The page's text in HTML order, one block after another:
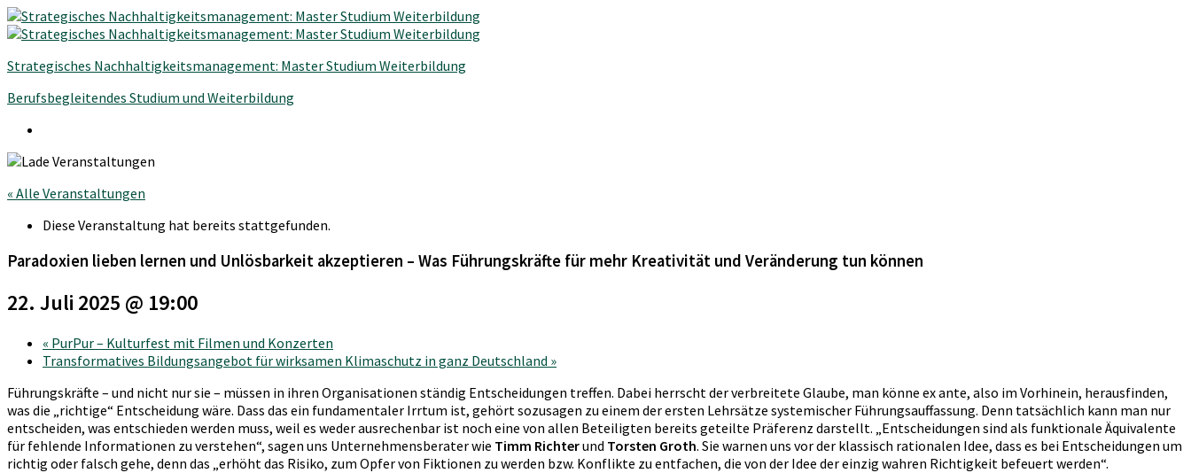
Strategisches Nachhaltigkeitsmanagement: Master Studium Weiterbildung
Berufsbegleitendes Studium und Weiterbildung
« Alle Veranstaltungen
Diese Veranstaltung hat bereits stattgefunden.
Paradoxien lieben lernen und Unlösbarkeit akzeptieren – Was Führungskräfte für mehr Kreativität und Veränderung tun können
22. Juli 2025 @ 19:00
« PurPur – Kulturfest mit Filmen und Konzerten
Transformatives Bildungsangebot für wirksamen Klimaschutz in ganz Deutschland »
Führungskräfte – und nicht nur sie – müssen in ihren Organisationen ständig Entscheidungen treffen. Dabei herrscht der verbreitete Glaube, man könne ex ante, also im Vorhinein, herausfinden,
was die „richtige“ Entscheidung wäre. Dass das ein fundamentaler Irrtum ist, gehört sozusagen zu einem der ersten Lehrsätze systemischer Führungsauffassung. Denn tatsächlich kann man nur
entscheiden, was entschieden werden muss, weil es weder ausrechenbar ist noch eine von allen Beteiligten bereits geteilte Präferenz darstellt. „Entscheidungen sind als funktionale Äquivalente
für fehlende Informationen zu verstehen“, sagen uns Unternehmensberater wie Timm Richterund Torsten Groth. Sie warnen uns vor der klassisch rationalen Idee, dass es bei Entscheidungen um
richtig oder falsch gehe, denn das „erhöht das Risiko, zum Opfer von Fiktionen zu werden bzw. Konflikte zu entfachen, die von der Idee der einzig wahren Richtigkeit befeuert werden“.